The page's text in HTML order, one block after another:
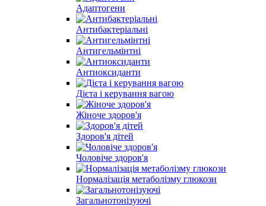
Адаптогени
Антибактеріальні
Антигельмінтні
Антиоксиданти
Дієта і керування вагою
Жіноче здоров'я
Здоров'я дітей
Чоловіче здоров'я
Нормалізація метаболізму глюкози
Загальнотонізуючі